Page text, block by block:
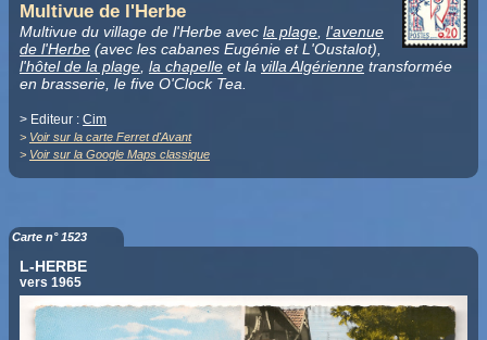
Multivue de l'Herbe
Multivue du village de l'Herbe avec la plage, l'avenue
de l'Herbe (avec les cabanes Eugénie et L'Oustalot),
l'hôtel de la plage, la chapelle et la villa Algérienne transformée
en brasserie, le five O'Clock Tea.
> Editeur : Cim
> Voir sur la carte Ferret d'Avant
> Voir sur la Google Maps classique
Carte n° 1523
L-HERBE
vers 1965